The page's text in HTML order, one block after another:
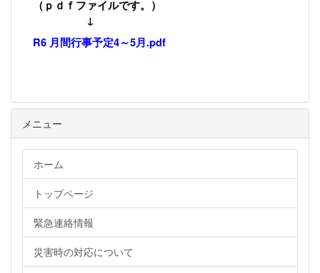
（ｐｄｆファイルです。）
↓
R6 月間行事予定4～5月.pdf
メニュー
ホーム
トップページ
緊急連絡情報
災害時の対応について